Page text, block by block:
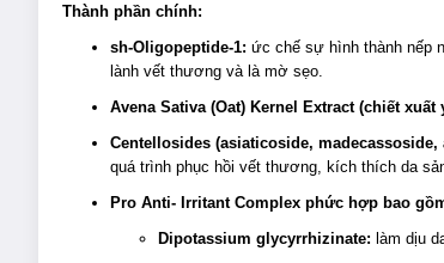
Thành phần chính:
sh-Oligopeptide-1: ức chế sự hình thành nếp
lành vết thương và là mờ sẹo.
Avena Sativa (Oat) Kernel Extract (chiết xuất
Centellosides (asiaticoside,
quá trình phục hồi vết thương, kích thích da
Pro Anti- Irritant Complex phức hợp bao
Dipotassium glycyrrhizinate: làm dịu